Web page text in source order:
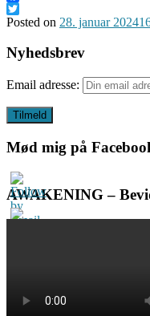
Facebook
Twitter
Posted on 28. januar 2024
Nyhedsbrev
Email adresse:
Mød mig på
AWAKENING –